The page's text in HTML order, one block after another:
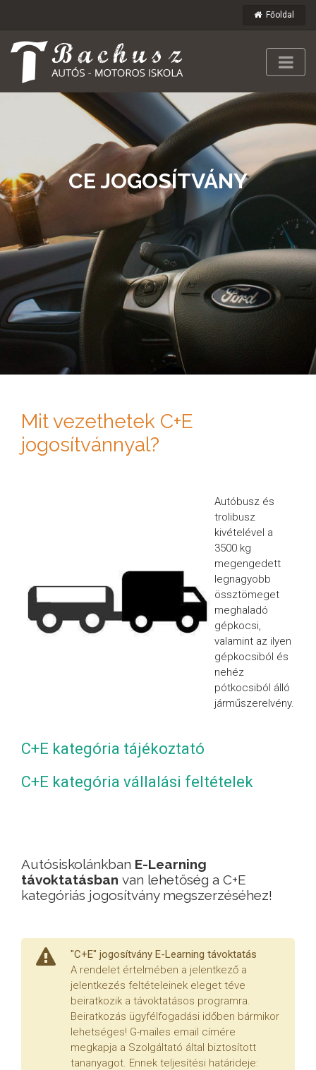
Főoldal
CE JOGOSÍTVÁNY
Mit vezethetek C+E
jogosítvánnyal?
Autóbusz és
trolibusz
kivételével a
3500 kg
megengedett
legnagyobb
össztömeget
meghaladó
gépkocsi,
valamint az ilyen
gépkocsiból és
nehéz
pótkocsiból álló
járműszerelvény.
C+E kategória tájékoztató
C+E kategória vállalási feltételek
Autósiskolánkban E-Learning
távoktatásban van lehetőség a C+E
kategóriás jogosítvány megszerzéséhez!
"C+E" jogosítvány E-Learning távoktatás
A rendelet értelmében a jelentkező a
jelentkezés feltételeinek eleget téve
beiratkozik a távoktatásos programra.
Beiratkozás ügyfélfogadási időben bármikor
lehetséges! G-mailes email címére
megkapja a Szolgáltató által biztosított
tananyagot. Ennek teljesítési határideje: